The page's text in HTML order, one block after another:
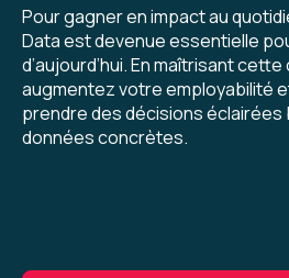
Pour gagner en impact au
Data est devenue essentielle
d’aujourd’hui. En maîtrisant
augmentez votre employabilité
prendre des décisions éclairées
données concrètes.